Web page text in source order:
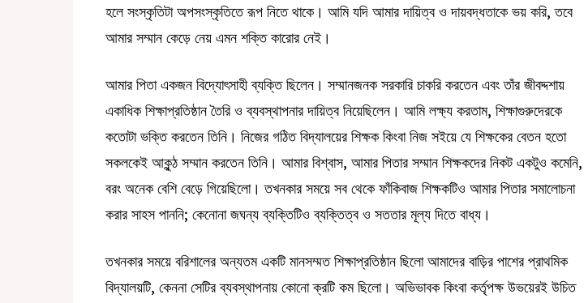
হলে সংস্কৃতিটা অপসংস্কৃতিতে রূপ নিতে থাকে। আমি যদি আমার দায়িত্ব ও দায়বদ্ধতাকে ভয় করি, তবে
আমার সম্মান কেড়ে নেয় এমন শক্তি কারোর নেই।
আমার পিতা একজন বিদ্যোৎসাহী ব্যক্তি ছিলেন। সম্মানজনক সরকারি চাকরি করতেন এবং তাঁর জীবদ্দশায়
একাধিক শিক্ষাপ্রতিষ্ঠান তৈরি ও ব্যবস্থাপনার দায়িত্ব নিয়েছিলেন। আমি লক্ষ্য করতাম, শিক্ষাগুরুদেরকে
কতোটা ভক্তি করতেন তিনি। নিজের গঠিত বিদ্যালয়ের শিক্ষক কিংবা নিজ সইয়ে যে শিক্ষকের বেতন হতো
সকলকেই আকুন্ঠ সম্মান করতেন তিনি। আমার বিশ্বাস, আমার পিতার সম্মান শিক্ষকদের নিকট একটুও কমেনি,
বরং অনেক বেশি বেড়ে গিয়েছিলো। তখনকার সময়ে সব থেকে ফাঁকিবাজ শিক্ষকটিও আমার পিতার সমালোচনা
করার সাহস পাননি; কেনোনা জঘন্য ব্যক্তিটিও ব্যক্তিত্ব ও সততার মূল্য দিতে বাধ্য।
তখনকার সময়ে বরিশালের অন্যতম একটি মানসম্মত শিক্ষাপ্রতিষ্ঠান ছিলো আমাদের বাড়ির পাশের প্রাথমিক
বিদ্যালয়টি, কেননা সেটির ব্যবস্থাপনায় কোনো ক্রটি কম ছিলো। অভিভাবক কিংবা কর্তৃপক্ষ উভয়েরই উচিত